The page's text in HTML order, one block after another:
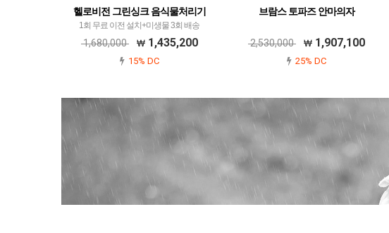
헬로비전 그린싱크 음식물처리기
1회 무료 이전 설치+미생물 3회 배송
1,680,000 1,435,200
15% DC
브람스 토파즈 안마의자
2,530,000 1,907,100
25% DC